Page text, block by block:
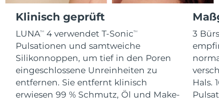
Klinisch geprüft
LUNATM 4 verwendet T-SonicTM
Pulsationen und samtweiche
Silikonnoppen, um tief in den Poren
eingeschlossene Unreinheiten zu
entfernen. Sie entfernt klinisch
erwiesen 99 % Schmutz, Öl und Make-
3
Hals.
For healthy hair
Kosmetik
Kaufe alles
Isle of Man 8/13/26
Israel Erwartete Lieferung 8/15/26
Italien Erwartete Lieferung
Japan Erwartete Lieferung